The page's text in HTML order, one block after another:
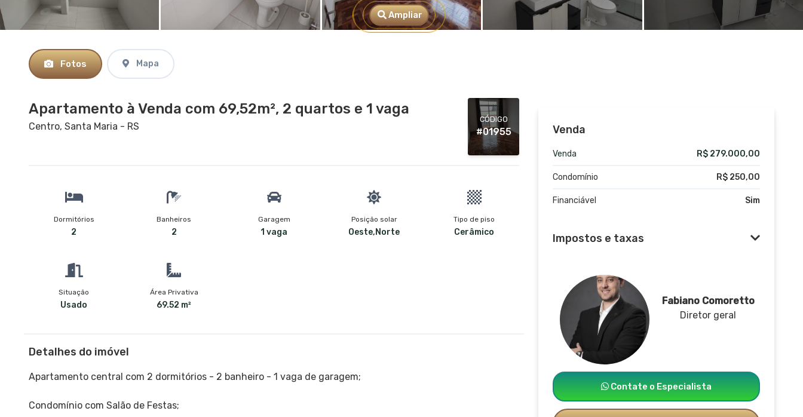
Ampliar
Fotos Mapa
Apartamento à Venda com 69,52m², 2 quartos e 1 vaga
Centro, Santa Maria - RS
CÓDIGO
#01955
Dormitórios
2
Banheiros
2
Garagem
1 vaga
Posição solar
Oeste,Norte
Tipo de piso
Cerâmico
Situação
Usado
Área Privativa
69.52 m²
Detalhes do imóvel
Apartamento central com 2 dormitórios - 2 banheiro - 1 vaga de garagem;
Condomínio com Salão de Festas;
Venda
Venda R$ 279.000,00
Condomínio R$ 250,00
Financiável Sim
Impostos e taxas
Fabiano Comoretto
Diretor geral
Contate o Especialista